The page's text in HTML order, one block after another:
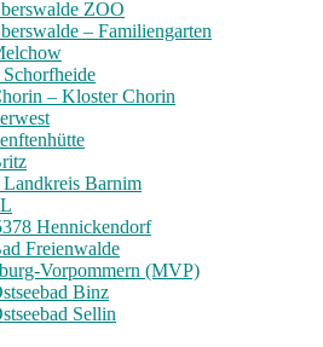
ZOO
– Familiengarten
– Kloster Chorin
Barnim
Hennickendorf
Freienwalde
Vorpommern (MVP)
Binz
Sellin